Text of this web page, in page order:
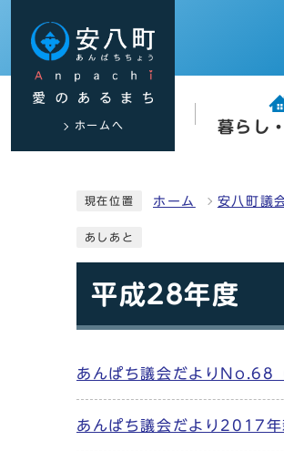
ホームへ 暮らし
現在位置 ホーム 安八町議
あしあと
平成28年度
あんぱち議会だよりNo.68
あんぱち議会だより2017年